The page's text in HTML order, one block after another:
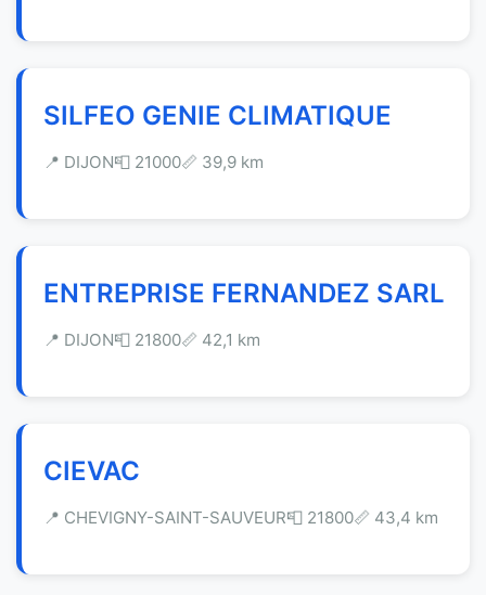
SILFEO GENIE CLIMATIQUE
📍 DIJON📮 21000📏 39,9 km
ENTREPRISE FERNANDEZ SARL
📍 DIJON📮 21800📏 42,1 km
CIEVAC
📍 CHEVIGNY-SAINT-SAUVEUR📮 21800📏 43,4 km